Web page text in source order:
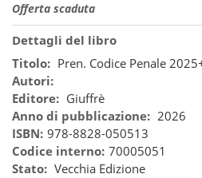
Offerta scaduta
Dettagli del libro
Titolo: Pren. Codice Penale
Autori:
Editore: Giuffrè
Anno di pubblicazione: 2026
ISBN: 978-8828-050513
Codice interno: 70005051
Stato: Vecchia Edizione